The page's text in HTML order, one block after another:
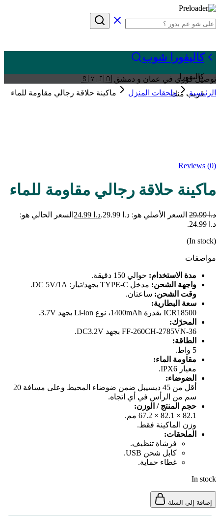
كاليفورا شوب
كاليفورا
قريب منك
توصيل فوري في عمان و دمشق 🇸🇾🇯🇴
الرئيسية
ملحقات المنزل
ماكينة حلاقة رجالي مقاومة للماء
Reviews (0)
ماكينة حلاقة رجالي مقاومة للماء
د.ا29.99 السعر الأصلي هو: د.ا 29.99. د.ا
السعر الحالي هو:
د.ا 24.99.
(In stock)
مواصفات
مدة الاستخدام: حوالي 150 دقيقة.
واجهة الشحن: مدخل TYPE-C بجهد/تيار: DC 5V/1A.
وقت الشحن: ساعتان.
سعة البطارية:
ICR18500 بقدرة 1400mAh، نوع Li-ion بجهد 3.7V.
المحرّك:
FF-260CH-2785VN-36 بجهد DC3.2V.
الطاقة:
5 واط.
مقاومة الماء:
معيار IPX6.
الضوضاء:
أقل من 45 ديسيبل ضمن ضوضاء المحيط وعلى مسافة 20
سم من الرأس في أي اتجاه.
حجم المنتج / الوزن:
82.1 × 82.1 × 67.2 مم.
وزن الماكينة فقط.
الملحقات:
فرشاة تنظيف.
كابل شحن USB.
غطاء حماية.
In stock
إضافة إلى السلة